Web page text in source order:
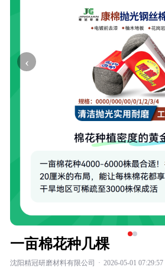
‹
一亩棉花种几棵
沈阳精冠研磨材料有限公司 · 2026-05-01 07:29:57